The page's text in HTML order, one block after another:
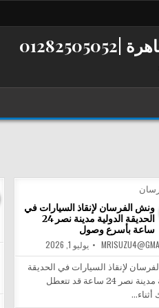
ونش الفرسان لإنقاذ السيارات في
الحديقة الدولية مدينة نصر 24
ساعة بأسرع وصول
يوليو 1, 2026
لإنقاذ السيارات في الحديقة
الدولية مدينة نصر 24 ساعة قد تتعطل
أثناء…